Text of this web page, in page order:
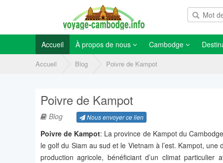
Accueil À propos de nous Cambodge
Accueil Blog Poivre de Kampot
Poivre de Kampot
Blog Nous envoyer ce lien
Poivre de Kampot: La province de Kampot du
le golf du Siam au sud et le Vietnam à l’est. Kampot,
production agricole, bénéficiant d’un climat